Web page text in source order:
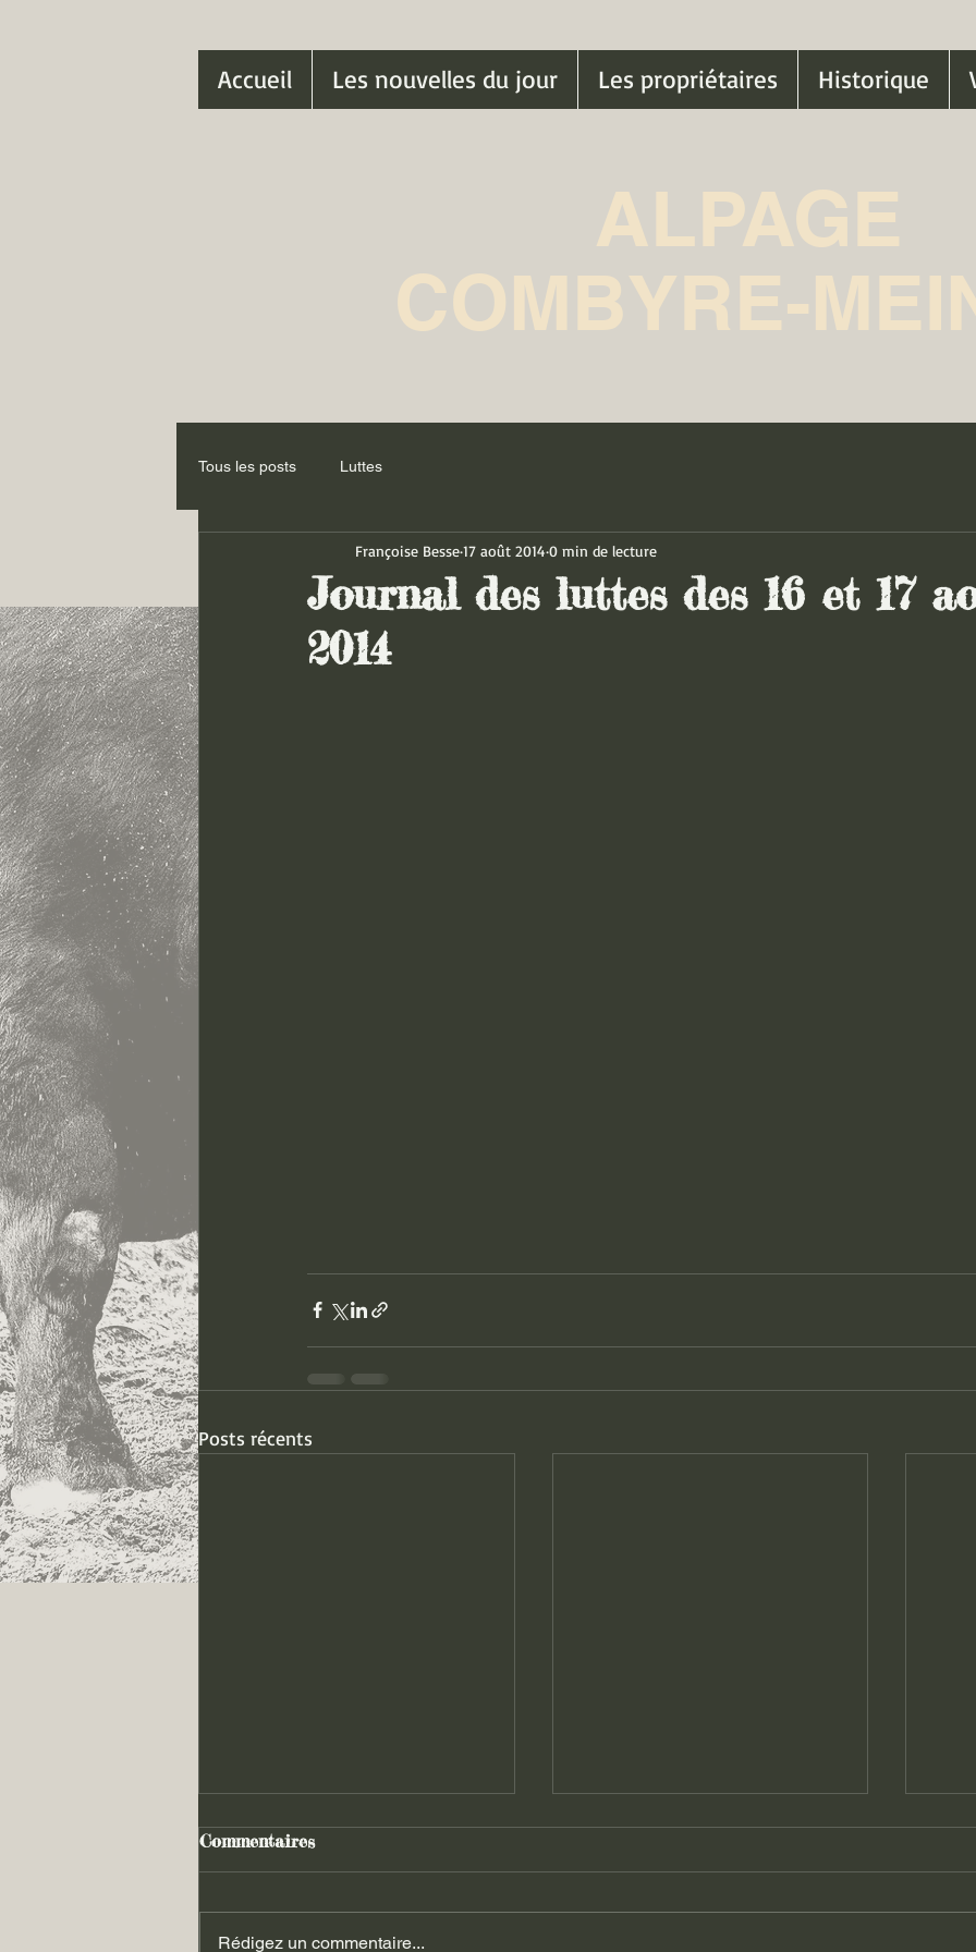
Accueil Les nouvelles du jour Les propriétaires Historique
ALPAGE
COMBYRE-
Tous les posts Luttes
Journal des luttes des 16 et 17
2014
Françoise Besse17 août 2014 0 min de lecture
Posts récents
Commentaires
Rédigez un commentaire...